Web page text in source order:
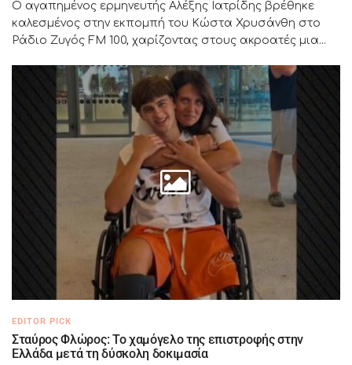
Ο αγαπημένος ερμηνευτής Αλέξης Ιατρίδης βρέθηκε
καλεσμένος στην εκπομπή του Κώστα Χρυσάνθη στο
Ράδιο Ζυγός FM 100, χαρίζοντας στους ακροατές μια...
EDITOR PICK
Σταύρος Φλώρος: Το χαμόγελο της επιστροφής στην
Ελλάδα μετά τη δύσκολη δοκιμασία